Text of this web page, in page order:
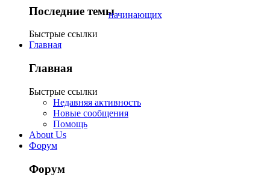
Последние темы
Быстрые ссылки
Главная
Главная
Быстрые ссылки
Недавняя активность
Новые сообщения
Помощь
About Us
Форум
Форум